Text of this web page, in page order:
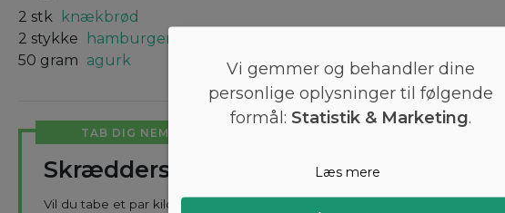
2 stk
knækbrød
2 stykke
hamburgerryg
50 gram agurk
TAB DIG NEMT
Skræddersyet kostplan
Vil du tabe et par kilo? Med Arono får du den mest
Vi gemmer og behandler dine
personlige oplysninger til følgende
formål: Statistik & Marketing.
Læs mere